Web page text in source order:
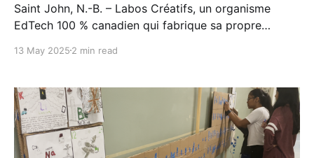
Saint John, N.-B. – Labos Créatifs, un organisme
EdTech 100 % canadien qui fabrique sa propre
programmes pratiques de développement des
reçu un financement de 2 millions de dollars du
gouvernement du Canada dans le cadre
13 May 2025 2 min read